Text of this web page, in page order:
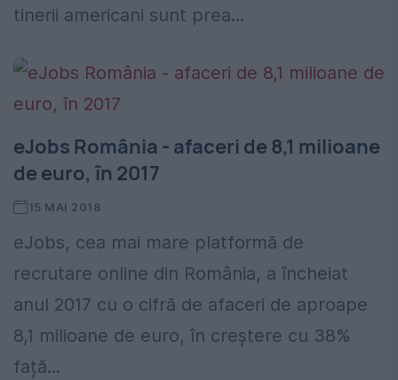
tinerii americani sunt prea...
eJobs România - afaceri de 8,1 milioane
de euro, în 2017
15 MAI 2018
eJobs, cea mai mare platformă de
recrutare online din România, a încheiat
anul 2017 cu o cifră de afaceri de aproape
8,1 milioane de euro, în creștere cu 38%
față...